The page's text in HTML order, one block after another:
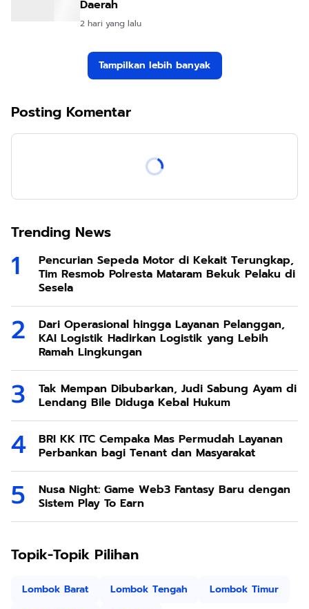
Daerah
2 hari yang lalu
Tampilkan lebih banyak
Posting Komentar
Trending News
Pencurian Sepeda Motor di Kekait Terungkap,
Tim Resmob Polresta Mataram Bekuk Pelaku di
Sesela
Dari Operasional hingga Layanan Pelanggan,
KAI Logistik Hadirkan Logistik yang Lebih
Ramah Lingkungan
Tak Mempan Dibubarkan, Judi Sabung Ayam di
Lendang Bile Diduga Kebal Hukum
BRI KK ITC Cempaka Mas Permudah Layanan
Perbankan bagi Tenant dan Masyarakat
Nusa Night: Game Web3 Fantasy Baru dengan
Sistem Play To Earn
Topik-Topik Pilihan
Lombok Barat Lombok Tengah
Lombok Timur